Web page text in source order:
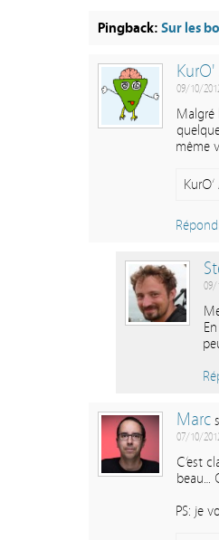
Pingback: Sur les
KurO'
09/10/
Malgré
même
09/
Marc
07/10/
C’est
beau…
PS: je